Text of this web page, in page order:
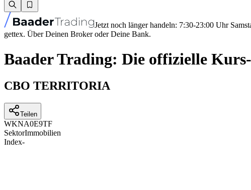
Jetzt noch länger handeln: 7:30-23:00 Uhr
gettex. Über Deinen Broker oder Deine Bank.
Baader Trading: Die offizielle
CBO TERRITORIA
Teilen
WKNA0E9TF
SektorImmobilien
Index-